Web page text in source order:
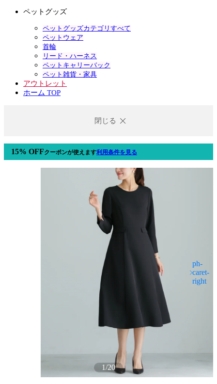
ペットグッズ
ペットグッズカテゴリすべて
ペットウェア
首輪
リード・ハーネス
ペットキャリーバック
ペット雑貨・家具
アウトレット
ホーム TOP
閉じる
15% OFFクーポンが使えます利用条件を見る
1/20